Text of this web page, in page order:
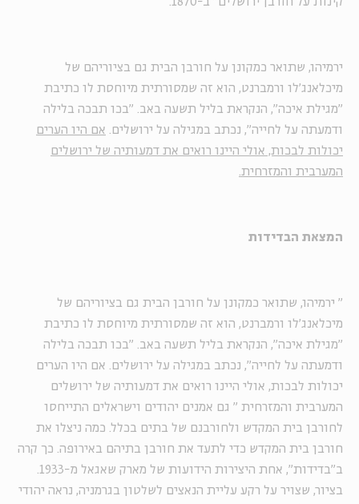
ירמיהו, שתואר כמקונן על חורבן הבית גם בציוריהם של
מיכלאנג'לו ורמברנט, הוא זה שמסורתית מיוחסת לו כתיבת
"מגילת איכה", הנקראת בליל תשעה באב. "בכו תבכה בלילה
ודמעתה על לחייה", נכתב במגילה על ירושלים. אם היו הערים
יכולות לבכות, אולי היינו רואים את דמעותיה של ירושלים
המערבית והמזרחית.
המצאת הבדידות
" ירמיהו, שתואר כמקונן על חורבן הבית גם בציוריהם של
מיכלאנג'לו ורמברנט, הוא זה שמסורתית מיוחסת לו כתיבת
"מגילת איכה", הנקראת בליל תשעה באב. "בכו תבכה בלילה
ודמעתה על לחייה", נכתב במגילה על ירושלים. אם היו הערים
יכולות לבכות, אולי היינו רואים את דמעותיה של ירושלים
המערבית והמזרחית " גם אמנים יהודים וישראלים התייחסו
לחורבן בית המקדש ולחורבנם של בתים בכלל. כמה ניצלו את
חורבן בית המקדש כדי לתעד את חורבן בתיהם באירופה. כך קרה
בציור, שצויר על רקע עליית הנאצים לשלטון בגרמניה, נראה יהודי